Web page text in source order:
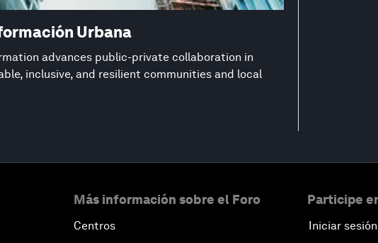
Urbana
advances public-private collaboration in
inclusive, and resilient communities and local
Más información sobre el Foro
Centros
Participe
Iniciar sesión